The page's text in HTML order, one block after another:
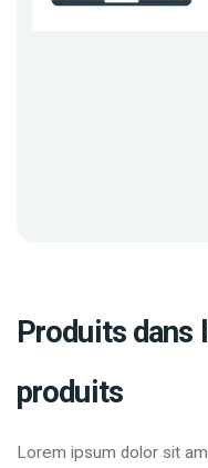
Produits dans
produits
Lorem ipsum dolor sit